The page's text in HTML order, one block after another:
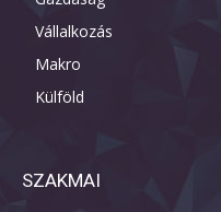
Vállalkozás
Makro
Külföld
SZAKMAI